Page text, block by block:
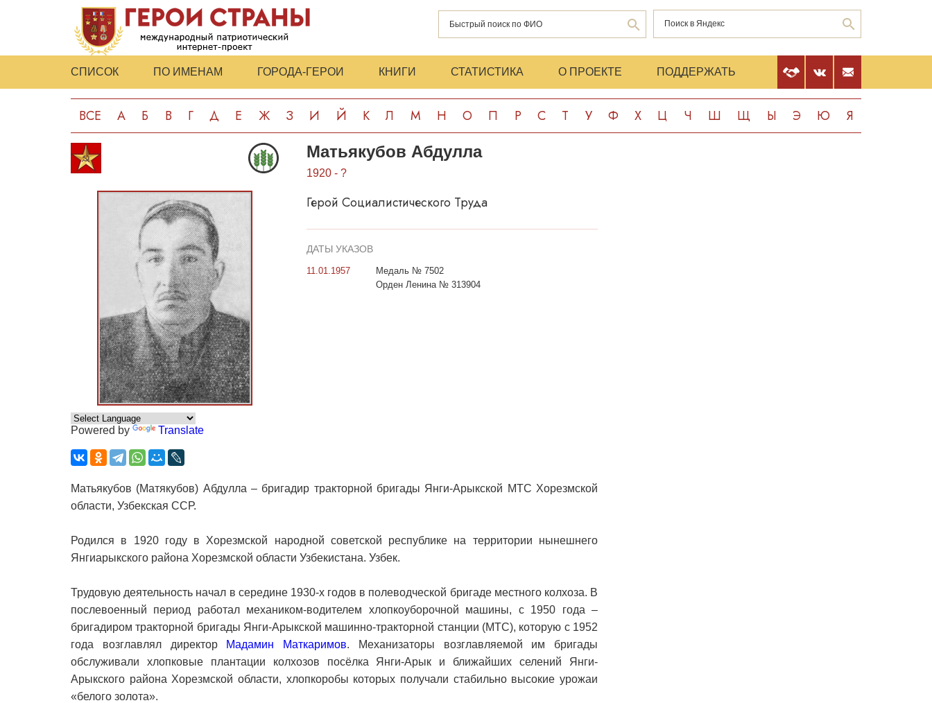
СПИСОК ПО ИМЕНАМ ГОРОДА-ГЕРОИ КНИГИ СТАТИСТИКА О ПРОЕКТЕ ПОДДЕРЖАТЬ
ВСЕ А Б В Г Д Е Ж З И Й К Л М Н О П Р С Т У Ф Х Ц Ч Ш Щ Ы Э Ю Я
Powered by Translate
Матьякубов Абдулла
1920 - ?
Герой Социалистического Труда
ДАТЫ УКАЗОВ
11.01.1957
Медаль № 7502
Орден Ленина № 313904
Матьякубов (Матякубов) Абдулла – бригадир тракторной бригады Янги-Арыкской МТС Хорезмской
области, Узбекская ССР.
Родился в 1920 году в Хорезмской народной советской республике на территории нынешнего
Янгиарыкского района Хорезмской области Узбекистана. Узбек.
Трудовую деятельность начал в середине 1930-х годов в полеводческой бригаде местного колхоза. В
послевоенный период работал механиком-водителем хлопкоуборочной машины, с 1950 года –
бригадиром тракторной бригады Янги-Арыкской машинно-тракторной станции (МТС), которую с 1952
года возглавлял директор
Мадамин Маткаримов. Механизаторы возглавляемой им бригады
обслуживали хлопковые плантации колхозов посёлка Янги-Арык и ближайших селений Янги-
Арыкского района Хорезмской области, хлопкоробы которых получали стабильно высокие урожаи
«белого золота».